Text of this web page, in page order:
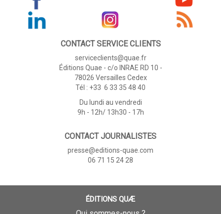
CONTACT SERVICE CLIENTS
serviceclients@quae.fr
Éditions Quae - c/o INRAE RD 10 -
78026 Versailles Cedex
Tél : +33 6 33 35 48 40
Du lundi au vendredi
9h - 12h/ 13h30 - 17h
CONTACT JOURNALISTES
presse@editions-quae.com
06 71 15 24 28
ÉDITIONS QUÆ